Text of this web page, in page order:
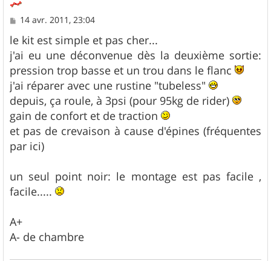
M
s
s
a
g
e
14 avr. 2011, 23:04
le kit est simple et pas cher...
j'ai eu une déconvenue dès la deuxième sortie:
pression trop basse et un trou dans le flanc
j'ai réparer avec une rustine "tubeless"
depuis, ça roule, à 3psi (pour 95kg de rider)
gain de confort et de traction
et pas de crevaison à cause d'épines (fréquentes
par ici)
un seul point noir: le montage est pas facile ,
facile.....
A+
A- de chambre